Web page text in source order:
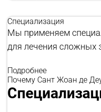
Специализация
Мы применяем
для лечения сложных
Подробнее
Почему Сант Жоан де